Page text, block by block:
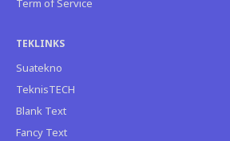
Term of Service
TEKLINKS
Suatekno
TeknisTECH
Blank Text
Fancy Text